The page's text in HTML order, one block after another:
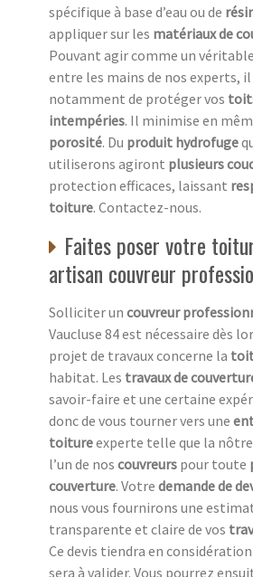
spécifique à base d’eau ou de
appliquer sur les matériaux de
Pouvant agir comme un véritable
entre les mains de nos experts,
notamment de protéger vos
intempéries. Il minimise en
porosité. Du produit hydrofuge
utiliserons agiront plusieurs
protection efficaces, laissant
toiture. Contactez-nous.
Faites poser votre
artisan couvreur
Solliciter un couvreur
Vaucluse 84 est nécessaire dès
projet de travaux concerne la
habitat. Les travaux de
savoir-faire et une certaine
donc de vous tourner vers une
toitureexperte telle que la
l’un de nos couvreurs pour toute
couverture. Votre demande de
nous vous fournirons une
transparente et claire de vos
Ce devis tiendra en considération
sera à valider. Vous pourrez